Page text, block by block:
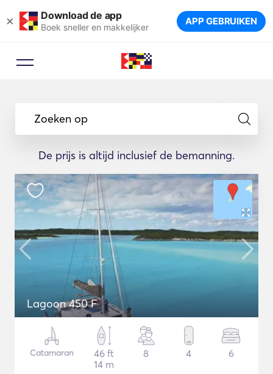
× Download de app
Boek sneller en makkelijker APP GEBRUIKEN
Zoeken op
De prijs is altijd inclusief de bemanning.
Lagoon 450 F
Catamaran
46 ft
14 m
8 4 6